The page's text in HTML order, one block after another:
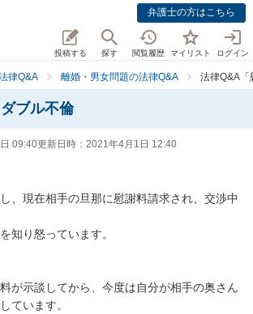
弁護士の方はこちら
投稿する 探す 閲覧履歴 マイリスト ログイン
律Q&A 離婚・男女問題の法律Q&A 法律Q&A「
ブル不倫
09:40更新日時： 2021年4月1日 12:40
、現在相手の旦那に慰謝料請求され、交渉中
知り怒っています。
が示談してから、今度は自分が相手の奥さん
ています。